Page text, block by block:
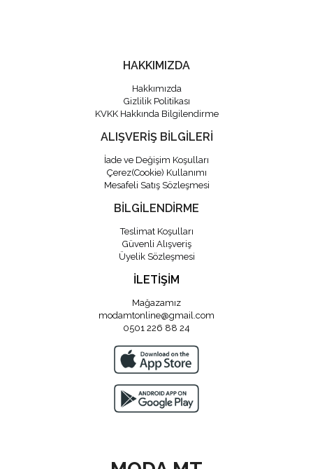
HAKKIMIZDA
Hakkımızda
Gizlilik Politikası
KVKK Hakkında Bilgilendirme
ALIŞVERİŞ BİLGİLERİ
İade ve Değişim Koşulları
Çerez(Cookie) Kullanımı
Mesafeli Satış Sözleşmesi
BİLGİLENDİRME
Teslimat Koşulları
Güvenli Alışveriş
Üyelik Sözleşmesi
İLETİŞİM
Mağazamız
modamtonline@gmail.com
0501 226 88 24